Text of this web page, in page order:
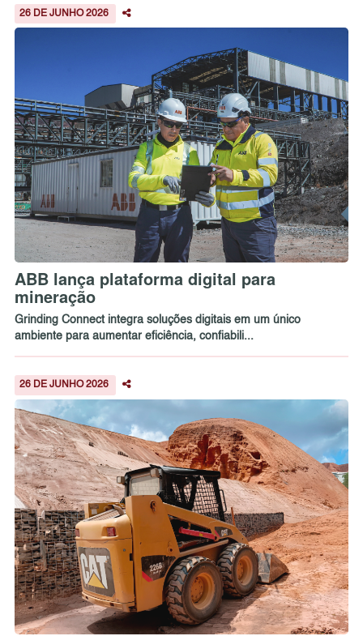
26 DE JUNHO 2026
ABB lança plataforma digital para
mineração
Grinding Connect integra soluções digitais em um único
ambiente para aumentar eficiência, confiabili...
26 DE JUNHO 2026